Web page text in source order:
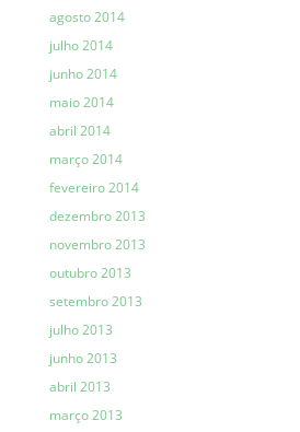
agosto 2014
julho 2014
junho 2014
maio 2014
abril 2014
março 2014
fevereiro 2014
dezembro 2013
novembro 2013
outubro 2013
setembro 2013
julho 2013
junho 2013
abril 2013
março 2013